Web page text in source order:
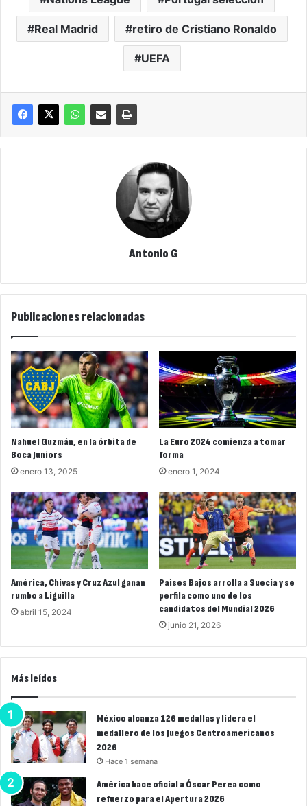
Real Madrid retiro de Cristiano Ronaldo
UEFA
Antonio G
Publicaciones relacionadas
Nahuel Guzmán, en la órbita de
Boca Juniors
enero 13, 2025
La Euro 2024 comienza a tomar
forma
enero 1, 2024
América, Chivas y Cruz Azul ganan
rumbo a Liguilla
abril 15, 2024
Países Bajos arrolla a Suecia y se
perfila como uno de los
candidatos del Mundial 2026
junio 21, 2026
Más leídos
México alcanza 126 medallas y lidera el
medallero de los Juegos Centroamericanos
2026
Hace 1 semana
América hace oficial a Óscar Perea como
refuerzo para el Apertura 2026